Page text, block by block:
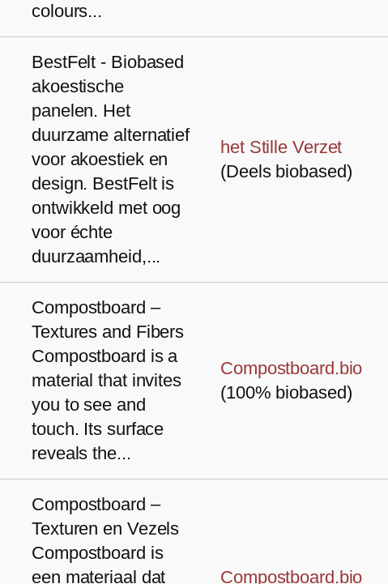
colours...
BestFelt - Biobased
akoestische
panelen. Het
duurzame alternatief
voor akoestiek en
design. BestFelt is
ontwikkeld met oog
voor échte
duurzaamheid,...
het Stille Verzet
(Deels biobased)
Compostboard –
Textures and Fibers
Compostboard is a
material that invites
you to see and
touch. Its surface
reveals the...
Compostboard.bio
(100% biobased)
Compostboard –
Texturen en Vezels
Compostboard is
een materiaal dat
Compostboard.bio